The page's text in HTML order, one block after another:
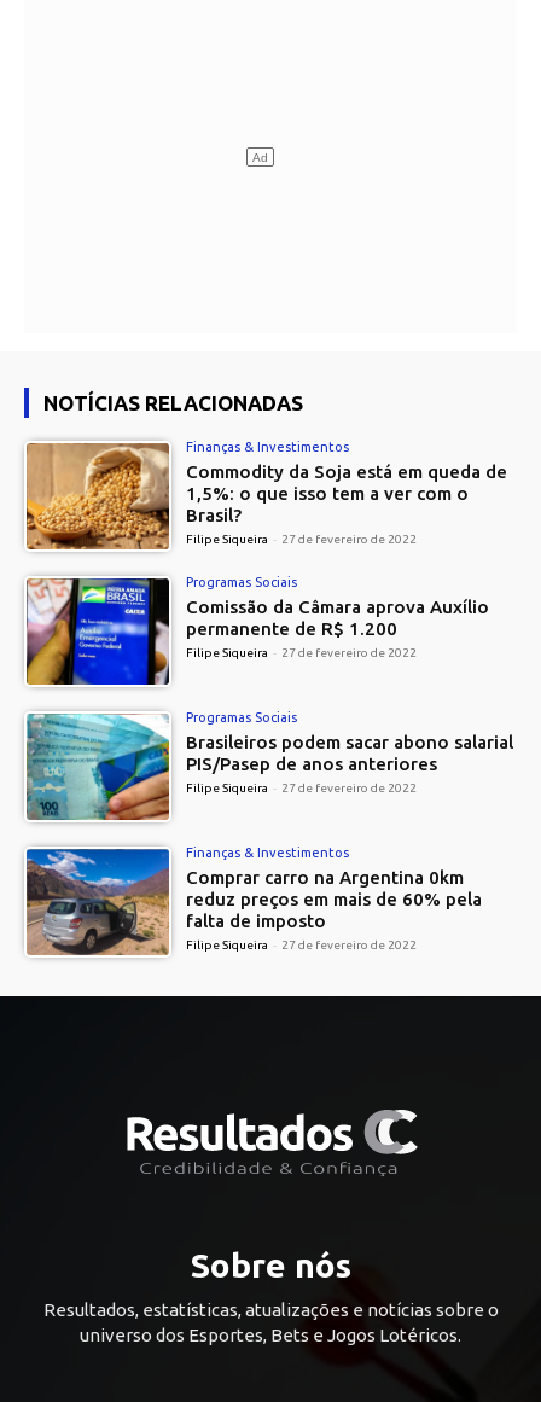
NOTÍCIAS RELACIONADAS
Finanças & Investimentos
Commodity da Soja está em queda de
1,5%: o que isso tem a ver com o
Brasil?
Filipe Siqueira - 27 de fevereiro de 2022
Programas Sociais
Comissão da Câmara aprova Auxílio
permanente de R$ 1.200
Filipe Siqueira - 27 de fevereiro de 2022
Programas Sociais
Brasileiros podem sacar abono salarial
PIS/Pasep de anos anteriores
Filipe Siqueira - 27 de fevereiro de 2022
Finanças & Investimentos
Comprar carro na Argentina 0km
reduz preços em mais de 60% pela
falta de imposto
Filipe Siqueira - 27 de fevereiro de 2022
Sobre nós
Resultados, estatísticas, atualizações e notícias sobre o
universo dos Esportes, Bets e Jogos Lotéricos.